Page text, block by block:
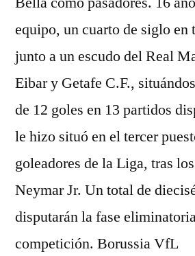
equipo, un cuarto de siglo en
junto a un escudo del Real
Eibar y Getafe C.F.,
de 12 goles en 13 partidos
le hizo situó en el tercer
goleadores de la Liga, tras
Neymar Jr. Un total de
disputarán la fase
competición. Borussia VfL